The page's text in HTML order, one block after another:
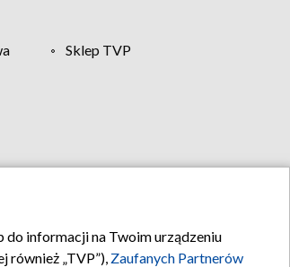
Sklep TVP
do informacji na Twoim urządzeniu
również „TVP”), Zaufanych Partnerów